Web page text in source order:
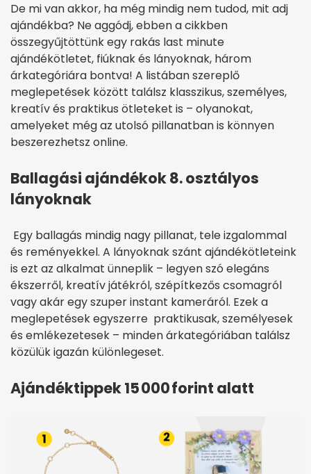
De mi van akkor, ha még mindig nem tudod, mit adj
ajándékba? Ne aggódj, ebben a cikkben
összegyűjtöttünk egy rakás last minute
ajándékötletet, fiúknak és lányoknak, három
árkategóriára bontva! A listában szereplő
meglepetések között találsz klasszikus, személyes,
kreatív és praktikus ötleteket is – olyanokat,
amelyeket még az utolsó pillanatban is könnyen
beszerezhetsz online.
Ballagási ajándékok 8. osztályos
lányoknak
Egy ballagás mindig nagy pillanat, tele izgalommal
és reményekkel. A lányoknak szánt ajándékötleteink
is ezt az alkalmat ünneplik – legyen szó elegáns
ékszerről, kreatív játékról, szépítkezős csomagról
vagy akár egy szuper instant kameráról. Ezek a
meglepetések egyszerre praktikusak, személyesek
és emlékezetesek – minden árkategóriában találsz
közülük igazán különlegeset.
Ajándéktippek 15 000 forint alatt